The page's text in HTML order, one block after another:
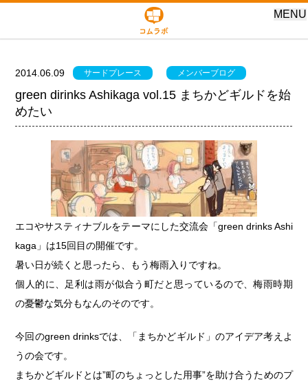
MENU
2014.06.09 サードプレース メンバーブログ
green dirinks Ashikaga vol.15 まちかどギルドを始
めたい
エコやサスティナブルをテーマにした交流会「green drinks Ashi
kaga」は15回目の開催です。
暑い日が続くと思ったら、もう梅雨入りですね。
個人的に、足利は雨が似合う町だと思っているので、梅雨時期
の憂鬱な気分もなんのそのです。
今回のgreen drinksでは、「まちかどギルド」のアイデア考えよ
うの会です。
まちかどギルドとは”町のちょっとした用事”を助け合うためのプ